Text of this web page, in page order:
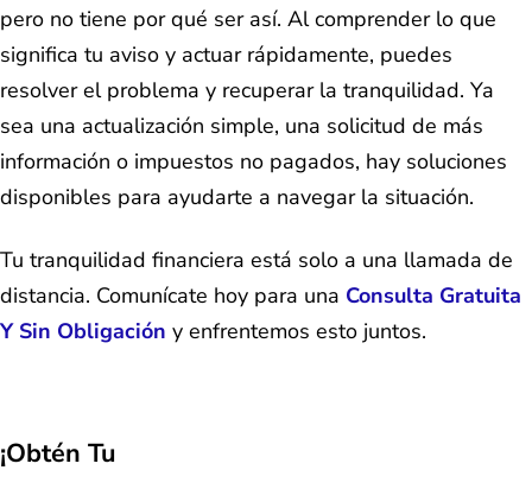
pero no tiene por qué ser así. Al comprender lo que
significa tu aviso y actuar rápidamente, puedes
resolver el problema y recuperar la tranquilidad. Ya
sea una actualización simple, una solicitud de más
información o impuestos no pagados, hay soluciones
disponibles para ayudarte a navegar la situación.
Tu tranquilidad financiera está solo a una llamada de
distancia. Comunícate hoy para una Consulta Gratuita
Y Sin Obligación y enfrentemos esto juntos.
¡Obtén Tu